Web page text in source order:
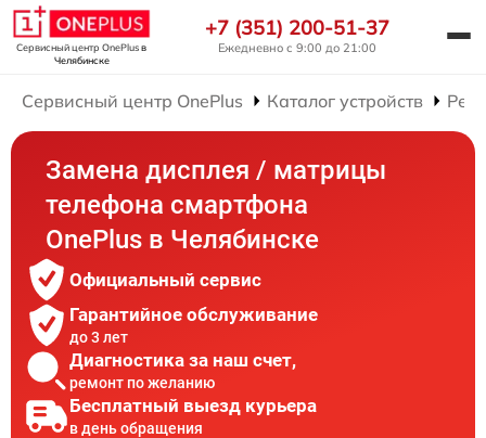
Сервисный центр OnePlusв
Челябинске
+7 (351) 200-51-37
Ежедневно с 9:00 до 21:00
Сервисный центр OnePlus Каталог устройств
Замена дисплея / матрицы
телефона смартфона
OnePlus в Челябинске
Официальный сервис
Гарантийное обслуживание
до 3 лет
Диагностика за наш счет,
ремонт по желанию
Бесплатный выезд курьера
в день обращения